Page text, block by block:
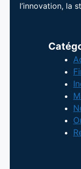
l’innovation, la